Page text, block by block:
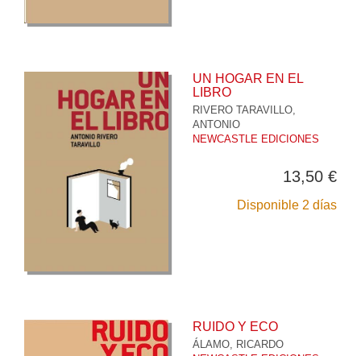
UN HOGAR EN EL
LIBRO
RIVERO TARAVILLO,
ANTONIO
NEWCASTLE EDICIONES
13,50 €
Disponible 2 días
RUIDO Y ECO
ÁLAMO, RICARDO